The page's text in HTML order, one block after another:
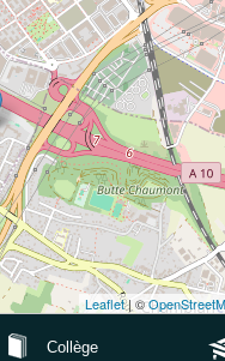
Leaflet| ©
Collège